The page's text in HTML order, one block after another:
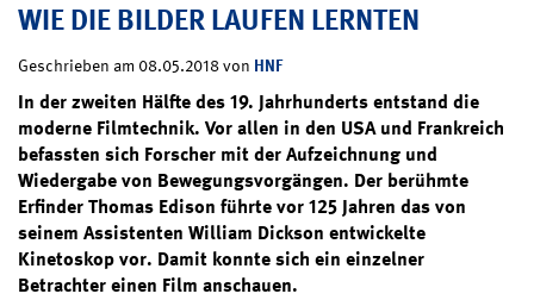
WIE DIE BILDER LAUFEN LERNTEN
Geschrieben am 08.05.2018 von HNF
In der zweiten Hälfte des 19. Jahrhunderts entstand die
moderne Filmtechnik. Vor allen in den USA und Frankreich
befassten sich Forscher mit der Aufzeichnung und
Wiedergabe von Bewegungsvorgängen. Der berühmte
Erfinder Thomas Edison führte vor 125 Jahren das von
seinem Assistenten William Dickson entwickelte
Kinetoskop vor. Damit konnte sich ein einzelner
Betrachter einen Film anschauen.